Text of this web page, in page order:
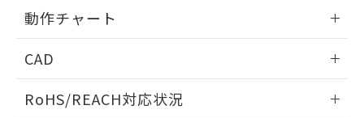
内部接続図
動作チャート
動作チャート
CAD
ドすることができます。
RoHS/REACH対応状況
用者の範囲」に記載されている法人を
るもので、過去に遡って非含有を証明する
ものではありません。
物質の対応では、対応完了までの期間は出
荷製品に未対応品が混在することから備考
欄に対応日を記載しておりました。